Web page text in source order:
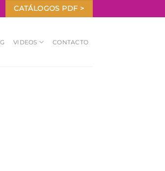
CATÁLOGOS PDF >
VIDEOS CONTACTO